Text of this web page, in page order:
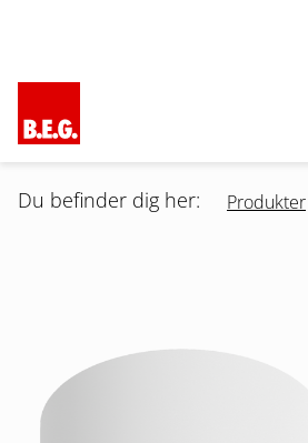
Du befinder dig her: Produkter